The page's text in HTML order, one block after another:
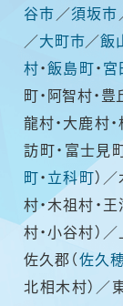
谷市／須坂市
／大町市／飯
村・飯島町・宮
町・阿智村・
龍村・大鹿村
訪町・富士見
町・立科町）
村・木祖村・
村・小谷村）
佐久郡（佐久
北相木村）／